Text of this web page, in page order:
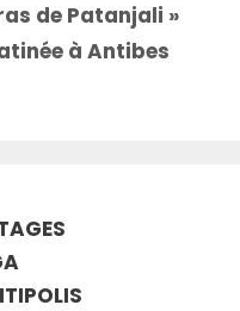
de Patanjali »
à Antibes